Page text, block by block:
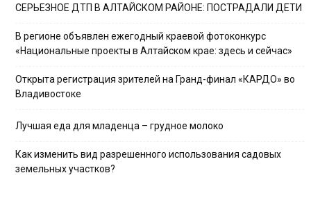
СЕРЬЕЗНОЕ ДТП В АЛТАЙСКОМ РАЙОНЕ: ПОСТРАДАЛИ ДЕТИ
В регионе объявлен ежегодный краевой фотоконкурс
«Национальные проекты в Алтайском крае: здесь и сейчас»
Открыта регистрация зрителей на Гранд-финал «КАРДО» во
Владивостоке
Лучшая еда для младенца – грудное молоко
Как изменить вид разрешенного использования садовых
земельных участков?